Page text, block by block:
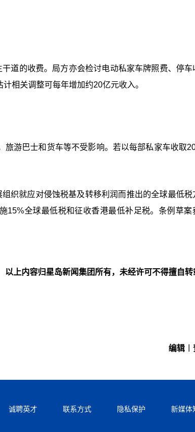
道的收费。局方亦会检讨电动私家车牌照费、停车
相关调整可每年增加约20亿元收入。
游巴士和货车等不受影响。若以每部私家车收取
织就应对侵蚀税基及转移利润而推出的全球最低税
15%全球最低税和征收香港最低补足税。条例草案
以上内容归星岛新闻集团所有，未经许可不得擅自转
编辑︱
诚聘英才 联系方式 隐私保护 新媒体